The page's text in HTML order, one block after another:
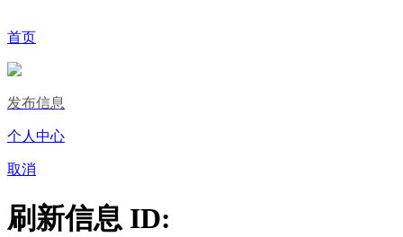
首页
发布信息
个人中心
取消
刷新信息 ID: